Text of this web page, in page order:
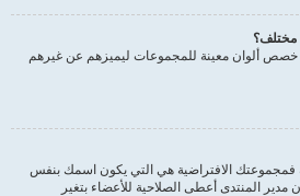
مختلف؟
خصص ألوان معينة للمجموعات ليميزهم عن غيرهم
الافتراضية هي التي يكون اسمك بنفس
المنتدى أعطى الصلاحية للأعضاء بتغير